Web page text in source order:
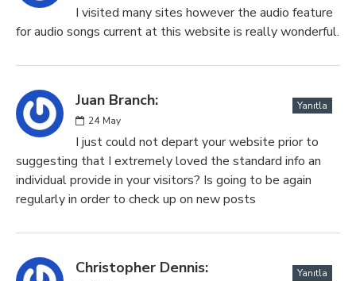
I visited many sites however the audio feature
for audio songs current at this website is really wonderful.
Juan Branch:
24 May
Yanıtla
I just could not depart your website prior to
suggesting that I extremely loved the standard info an
individual provide in your visitors? Is going to be again
regularly in order to check up on new posts
Christopher Dennis: Yanıtla